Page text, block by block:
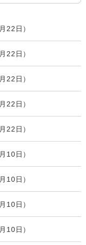
22日
22日
22日
22日
22日
10日
10日
10日
10日